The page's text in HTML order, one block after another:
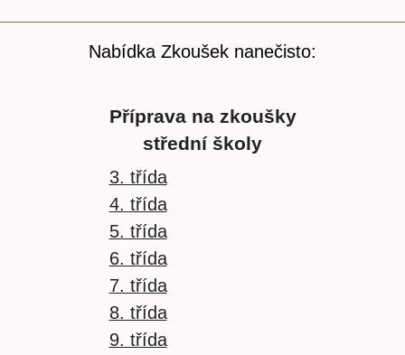
Nabídka Zkoušek nanečisto:
Příprava na zkoušky
střední školy
3. třída
4. třída
5. třída
6. třída
7. třída
8. třída
9. třída